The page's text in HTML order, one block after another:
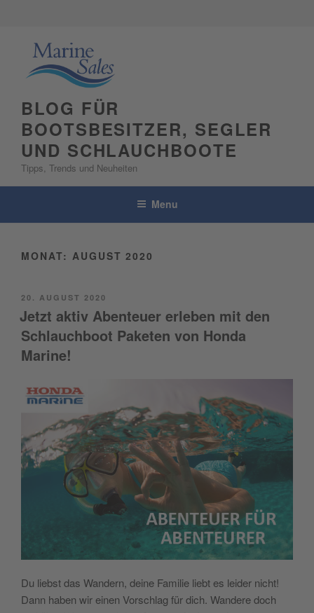
BLOG FÜR
BOOTSBESITZER, SEGLER
UND SCHLAUCHBOOTE
Tipps, Trends und Neuheiten
Menu
MONAT: AUGUST 2020
POSTED
ON
20. AUGUST 2020
Jetzt aktiv Abenteuer erleben mit den
Schlauchboot Paketen von Honda
Marine!
Du liebst das Wandern, deine Familie liebt es leider nicht!
Dann haben wir einen Vorschlag für dich. Wandere doch